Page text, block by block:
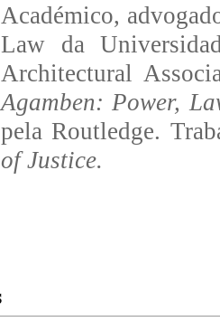
Académico,
Law da
Architectural
Agamben: Power,
pela Routledge.
of Justice.